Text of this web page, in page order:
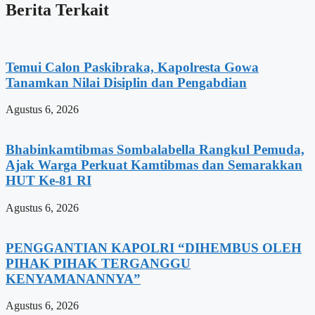
Berita Terkait
Temui Calon Paskibraka, Kapolresta Gowa
Tanamkan Nilai Disiplin dan Pengabdian
Agustus 6, 2026
Bhabinkamtibmas Sombalabella Rangkul Pemuda,
Ajak Warga Perkuat Kamtibmas dan Semarakkan
HUT Ke-81 RI
Agustus 6, 2026
PENGGANTIAN KAPOLRI “DIHEMBUS OLEH
PIHAK PIHAK TERGANGGU
KENYAMANANNYA”
Agustus 6, 2026